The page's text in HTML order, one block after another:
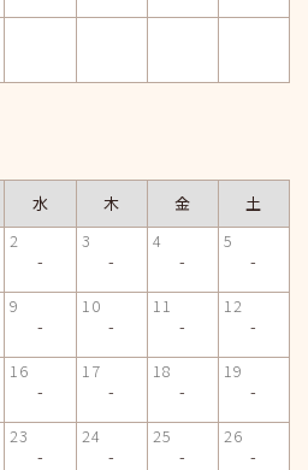
水 木 金
土
2
-
3
-
4
-
5
-
9
-
10
-
11
-
12
-
16
-
17
-
18
-
19
-
23
-
24
-
25
-
26
-